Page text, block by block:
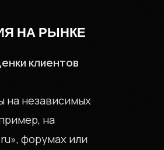
НА РЫНКЕ
клиентов
на независимых
на
форумах или